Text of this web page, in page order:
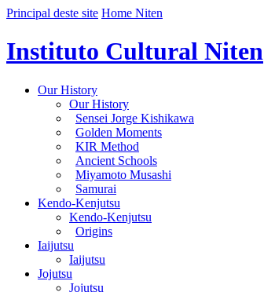
Principal deste site Home Niten
Instituto Cultural Niten
Our History
Our History
Sensei Jorge Kishikawa
Golden Moments
KIR Method
Ancient Schools
Miyamoto Musashi
Samurai
Kendo-Kenjutsu
Kendo-Kenjutsu
Origins
Iaijutsu
Iaijutsu
Jojutsu
Jojutsu